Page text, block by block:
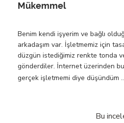
Mükemmel
Benim kendi işyerim ve bağlı
arkadaşım var. İşletmemiz için
düzgün istediğimiz renkte tonda
gönderdiler. İnternet üzerinden
gerçek işletmemi diye düşündüm
Bu